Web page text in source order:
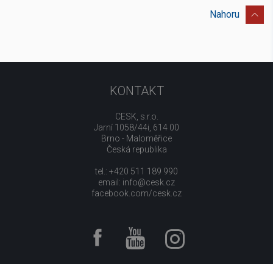
Nahoru
KONTAKT
CESK, s.r.o.
Jarní 1058/44i, 614 00
Brno - Maloměřice
Česká republika
tel.: +420 511 189 990
email: info@cesk.cz
facebook.com/cesk.cz